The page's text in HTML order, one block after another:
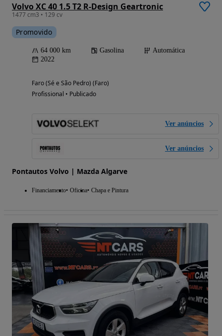
Volvo XC 40 1.5 T2 R-Design Geartronic
1477 cm3 • 129 cv
Promovido
64 000 km Gasolina
Automática
2022
Faro (Sé e São Pedro) (Faro)
Profissional • Publicado
Ver anúncios
Ver anúncios
Pontautos Volvo | Mazda Algarve
Financiamento Oficina Chapa e Pintura